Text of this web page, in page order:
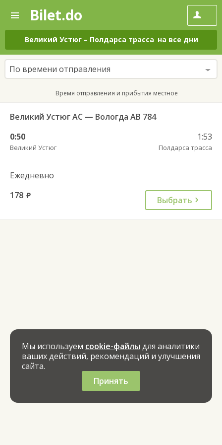
—
Поиск
и
покупка
билетов
на
автобус
онлайн
Bilet.do
Великий Устюг – Полдарса трасса на все дни
По времени отправления
Время отправления и прибытия местное
Великий Устюг АС — Вологда АВ 784
0:50
Великий Устюг
1:53
Полдарса трасса
Ежедневно
178 руб. Выбрать
Мы используем cookie-файлы для аналитики
ваших действий, рекомендаций и улучшения
сайта.
Принять